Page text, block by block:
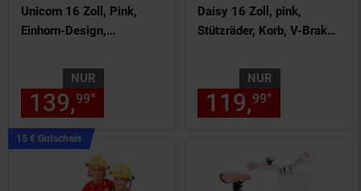
Unicorn 16 Zoll, Pink,
Einhorn-Design,
Fahrradkorb
NUR
139,99* € Sternchen
Daisy 16 Zoll, pink,
Stützräder, Korb, V-Brake-
NUR
119,99*
15 € Gutschein Kampagnen
Artikel15
€
Gutschein